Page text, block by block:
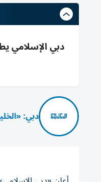
دبي الإسلامي
دبي: